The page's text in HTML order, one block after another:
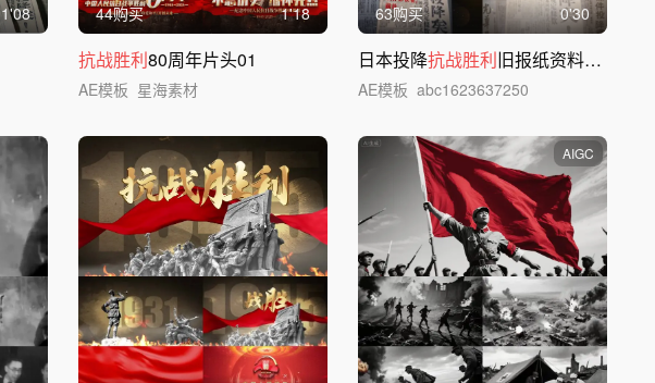
1'08 44购买 1'18
抗战胜利80周年片头01
AE模板 星海素材
63购买 0'30
日本投降抗战胜利旧报纸资料展示AE模板
AE模板 abc1623637250
AIGC